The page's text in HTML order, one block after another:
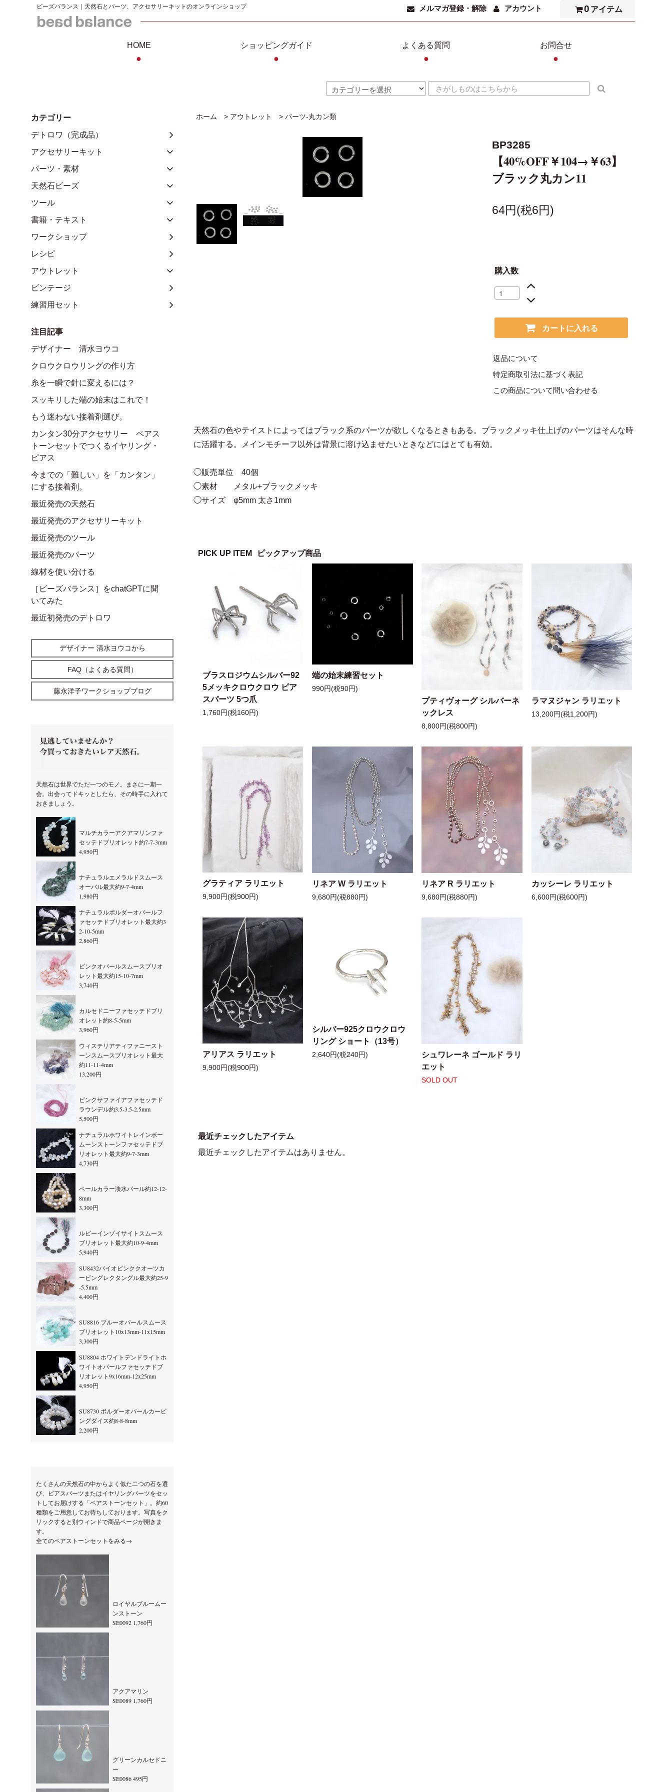
ビーズバランス｜天然石とパーツ、アクセサリーキットのオンラインショップ メルマガ登録・解除 アカウント 0 アイテム
HOME
●
ショッピングガイド
●
よくある質問
●
お問合せ
●
ホーム > アウトレット > パーツ-丸カン類
BP3285
【40%OFF￥104→￥63】
ブラック丸カン11
64円(税6円)
購入数
カートに入れる
返品について
特定商取引法に基づく表記
この商品について問い合わせる
天然石の色やテイストによってはブラック系のパーツが欲しくなるときもある。ブラックメッキ仕上げのパーツはそんな時
に活躍する。メインモチーフ以外は背景に溶け込ませたいときなどにはとても有効。
◯販売単位 40個
◯素材 メタル+ブラックメッキ
◯サイズ φ5mm 太さ1mm
PICK UP ITEM ピックアップ商品
ブラスロジウムシルバー92
5メッキクロウクロウ ピア
スパーツ 5つ爪
1,760円(税160円)
端の始末練習セット
990円(税90円)
プティヴォーグ シルバーネ
ックレス
8,800円(税800円)
ラマヌジャン ラリエット
13,200円(税1,200円)
グラティア ラリエット
9,900円(税900円)
リネア W ラリエット
9,680円(税880円)
リネア R ラリエット
9,680円(税880円)
カッシーレ ラリエット
6,600円(税600円)
アリアス ラリエット
9,900円(税900円)
シルバー925クロウクロウ
リング ショート（13号）
2,640円(税240円)
シュワレーネ ゴールド ラリ
エット
SOLD OUT
最近チェックしたアイテム
最近チェックしたアイテムはありません。
カテゴリー
デトロワ（完成品）
アクセサリーキット
パーツ・素材
天然石ビーズ
ツール
書籍・テキスト
ワークショップ
レシピ
アウトレット
ビンテージ
練習用セット
注目記事
デザイナー 清水ヨウコ
クロウクロウリングの作り方
糸を一瞬で針に変えるには？
スッキリした端の始末はこれで！
もう迷わない接着剤選び。
カンタン30分アクセサリー ペアス
トーンセットでつくるイヤリング・
ピアス
今までの「難しい」を「カンタン」
にする接着剤。
最近発売の天然石
最近発売のアクセサリーキット
最近発売のツール
最近発売のパーツ
線材を使い分ける
［ビーズバランス］をchatGPTに聞
いてみた
最近初発売のデトロワ
デザイナー 清水ヨウコから
FAQ（よくある質問）
藤永洋子ワークショップブログ
天然石は世界でただ一つのモノ。まさに一期一
会。出会ってドキッとしたら、その時手に入れて
おきましょう。
マルチカラーアクアマリンファ
セッテドブリオレット約7-7-3mm
4,950円
ナチュラルエメラルドスムース
オーバル最大約9-7-4mm
1,980円
ナチュラルボルダーオパールフ
ァセッテドブリオレット最大約3
2-10-5mm
2,860円
ピンクオパールスムースブリオ
レット最大約15-10-7mm
3,740円
カルセドニーファセッテドブリ
オレット約8-5-5mm
3,960円
ウィステリアティファニースト
ーンスムースブリオレット最大
約11-11-4mm
13,200円
ピンクサファイアファセッテド
ラウンデル約3.5-3.5-2.5mm
5,500円
ナチュラルホワイトレインボー
ムーンストーンファセッテドブ
リオレット最大約9-7-3mm
4,730円
ペールカラー淡水パール約12-12-
8mm
3,300円
ルビーインゾイサイトスムース
ブリオレット最大約10-9-4mm
5,940円
SU8432バイオピンククオーツカ
ービングレクタングル最大約25-9
-5.5mm
4,400円
SU8816 ブルーオパールスムース
ブリオレット10x13mm-11x15mm
3,300円
SU8804 ホワイトデンドライトホ
ワイトオパールファセッテドブ
リオレット9x16mm-12x25mm
4,950円
SU8730 ボルダーオパールカービ
ングダイス約8-8-8mm
2,200円
たくさんの天然石の中からよく似た二つの石を選
び、ピアスパーツまたはイヤリングパーツをセッ
トしてお届けする「ペアストーンセット」。約60
種類をご用意してお待ちしております。写真をク
リックすると別ウィンドで商品ページが開きま
す。
全てのペアストーンセットをみる→
ロイヤルブルームー
ンストーン
SE0092 1,760円
アクアマリン
SE0089 1,760円
グリーンカルセドニ
ー
SE0086 495円